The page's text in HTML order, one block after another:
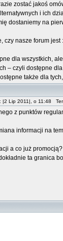
zostać jakoś
i ich
dostaniemy na
czy nasze forum jest :
dla wszystkich,
– czyli dostępne
także dla
|2 Lip 2011|, o 11:48
z punktów
informacji na
a co już
ta granica